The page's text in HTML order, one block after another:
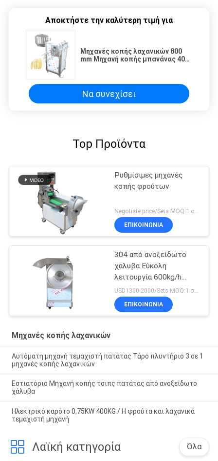
Αποκτήστε την καλύτερη τιμή για
Μηχανές κοπής λαχανικών 800
mm Μηχανή κοπής μπανάνας 400
Να συνεχίσει
Top Προϊόντα
Ρυθμίσιμες μηχανές
κοπής φρούτων
Negotiate price/Sets MOQ:1 σύνολο
ΕΠΙΚΟΙΝΩΝΊΑ
304 από ανοξείδωτο
χάλυβα Εύκολη
λειτουργία 600kg/h
Μηχανή κοπής φιστίκων
κασάβας
ΕΠΙΚΟΙΝΩΝΊΑ
Μηχανές κοπής λαχανικών
Αυτόματη μηχανή τεμαχιστή πατάτας Τάρο πλυντήριο 3 σε 1
μηχανές κοπής λαχανικών
Εστιατόριο Μηχανή κοπής τσιπς πατάτας από ανοξείδωτο
χάλυβα
Ηλεκτρικό καρότο 0,75KW 400KG / H φρούτα και λαχανικά
τεμαχιστή μηχανή
Λαϊκή κατηγορία Όλα